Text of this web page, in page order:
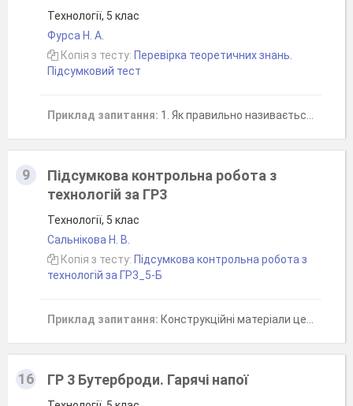
Технології, 5 клас
Фурса Н. А.
Копія з тесту: Перевірка теоретичних знань.
Підсумковий тест
Приклад запитання: 1. Як правильно називається творча діяльність, якою ми займаємось на уроках Технології?
9
Підсумкова контрольна робота з
технологій за ГР3
Технології, 5 клас
Сальнікова Н. В.
Копія з тесту: Підсумкова контрольна робота з
технологій за ГР3_5-Б
Приклад запитання: Конструкційні матеріали це...
16 ГР 3 Бутерброди. Гарячі напої